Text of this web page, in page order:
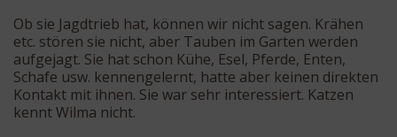
Ob sie Jagdtrieb hat, können wir nicht sagen. Krähen
etc. stören sie nicht, aber Tauben im Garten werden
aufgejagt. Sie hat schon Kühe, Esel, Pferde, Enten,
Schafe usw. kennengelernt, hatte aber keinen direkten
Kontakt mit ihnen. Sie war sehr interessiert. Katzen
kennt Wilma nicht.